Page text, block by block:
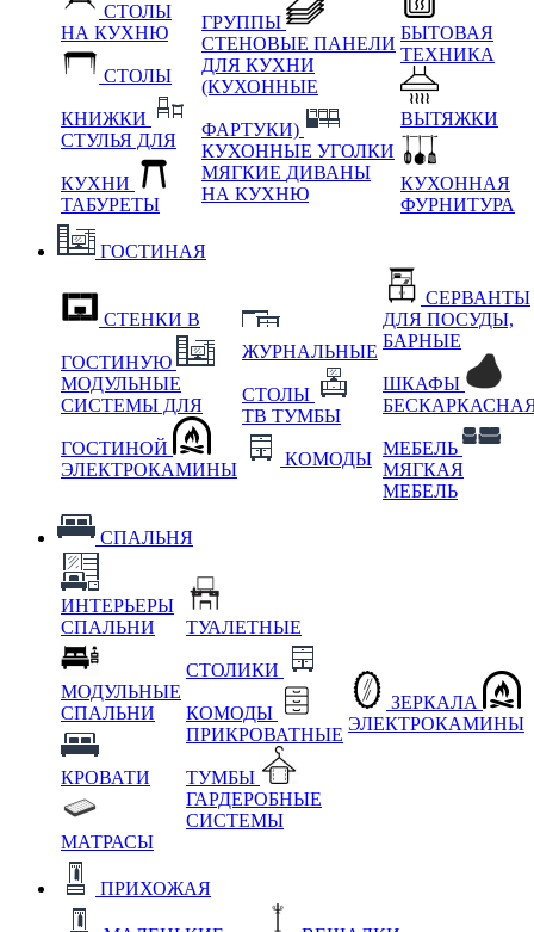
СТОЛЫ
НА КУХНЮ
СТОЛЫ
КНИЖКИ
СТУЛЬЯ ДЛЯ
КУХНИ
ТАБУРЕТЫ
ГРУППЫ
СТЕНОВЫЕ ПАНЕЛИ
ДЛЯ КУХНИ
(КУХОННЫЕ
ФАРТУКИ)
КУХОННЫЕ УГОЛКИ
МЯГКИЕ ДИВАНЫ
НА КУХНЮ
БЫТОВАЯ
ТЕХНИКА
ВЫТЯЖКИ
КУХОННАЯ
ФУРНИТУРА
ГОСТИНАЯ
СТЕНКИ В
ГОСТИНУЮ
МОДУЛЬНЫЕ
СИСТЕМЫ ДЛЯ
ГОСТИНОЙ
ЭЛЕКТРОКАМИНЫ
ЖУРНАЛЬНЫЕ
СТОЛЫ
ТВ ТУМБЫ
КОМОДЫ
СЕРВАНТЫ
ДЛЯ ПОСУДЫ,
БАРНЫЕ
ШКАФЫ
МЕБЕЛЬ
МЯГКАЯ
МЕБЕЛЬ
СПАЛЬНЯ
ИНТЕРЬЕРЫ
СПАЛЬНИ
МОДУЛЬНЫЕ
СПАЛЬНИ
КРОВАТИ
МАТРАСЫ
ТУАЛЕТНЫЕ
СТОЛИКИ
КОМОДЫ
ПРИКРОВАТНЫЕ
ТУМБЫ
ГАРДЕРОБНЫЕ
СИСТЕМЫ
ЗЕРКАЛА
ЭЛЕКТРОКАМИНЫ
ПРИХОЖАЯ